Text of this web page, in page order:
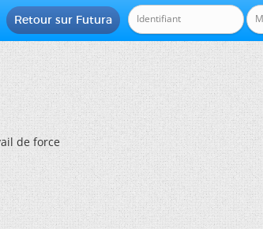
Retour sur Futura
de force